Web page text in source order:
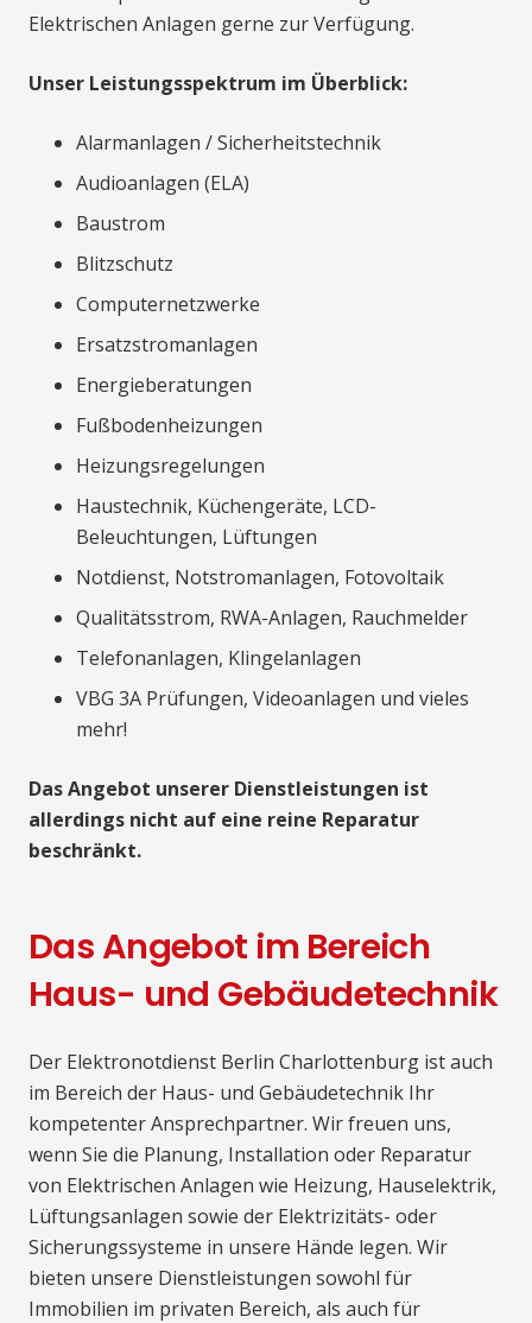
Elektrischen Anlagen gerne zur Verfügung.
Unser Leistungsspektrum im Überblick:
Alarmanlagen / Sicherheitstechnik
Audioanlagen (ELA)
Baustrom
Blitzschutz
Computernetzwerke
Ersatzstromanlagen
Energieberatungen
Fußbodenheizungen
Heizungsregelungen
Haustechnik, Küchengeräte, LCD-
Beleuchtungen, Lüftungen
Notdienst, Notstromanlagen, Fotovoltaik
Qualitätsstrom, RWA-Anlagen, Rauchmelder
Telefonanlagen, Klingelanlagen
VBG 3A Prüfungen, Videoanlagen und vieles
mehr!
Das Angebot unserer Dienstleistungen ist
allerdings nicht auf eine reine Reparatur
beschränkt.
Das Angebot im Bereich
Haus- und Gebäudetechnik
Der Elektronotdienst Berlin Charlottenburg ist auch
im Bereich der Haus- und Gebäudetechnik Ihr
kompetenter Ansprechpartner. Wir freuen uns,
wenn Sie die Planung, Installation oder Reparatur
von Elektrischen Anlagen wie Heizung, Hauselektrik,
Lüftungsanlagen sowie der Elektrizitäts- oder
Sicherungssysteme in unsere Hände legen. Wir
bieten unsere Dienstleistungen sowohl für
Immobilien im privaten Bereich, als auch für